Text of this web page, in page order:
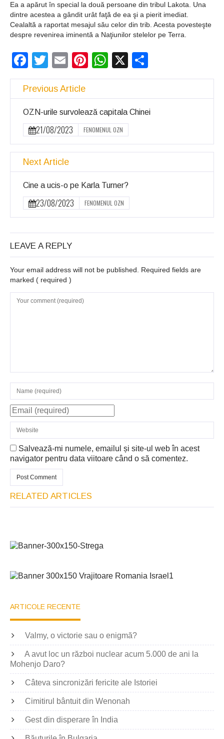
Ea a apărut în special la două persoane din tribul Lakota. Una
dintre acestea a gândit urât faţă de ea şi a pierit imediat.
Cealaltă a raportat mesajul său celor din trib. Acesta povesteşte
despre revenirea iminentă a Naţiunilor stelelor pe Terra.
Facebook
Twitter
EmailPinterest
WhatsApp
X
Previous Article
OZN-urile survolează capitala Chinei
21/08/2023 FENOMENUL OZN
Next Article
Cine a ucis-o pe Karla Turner?
23/08/2023 FENOMENUL OZN
LEAVE A REPLY
Your email address will not be published. Required fields are
marked ( required )
Salvează-mi numele, emailul și site-ul web în acest
navigator pentru data viitoare când o să comentez.
RELATED ARTICLES
ARTICOLE RECENTE
Valmy, o victorie sau o enigmă?
A avut loc un război nuclear acum 5.000 de ani la
Mohenjo Daro?
Câteva sincronizări fericite ale Istoriei
Cimitirul bântuit din Wenonah
Gest din disperare în India